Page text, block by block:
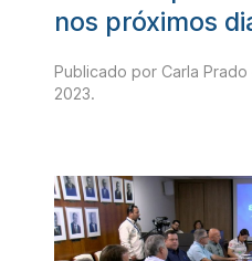
nos próximos
Publicado por Carla Prado
2023.